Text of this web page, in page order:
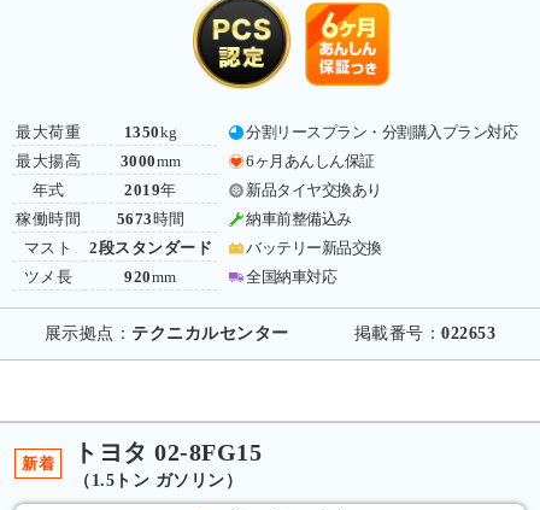
最大荷重
最大揚高
年式
稼働時間
マスト
ツメ長
1350kg
3000mm
2019年
5673 時間
2段スタンダード
920mm
分割リースプラン・分割購入プラン対応
6ヶ月あんしん保証
新品タイヤ交換あり
納車前整備込み
バッテリー新品交換
全国納車対応
展示拠点： テクニカルセンター 掲載番号：022653
新着 トヨタ 02-8FG15
（1.5トン ガソリン）